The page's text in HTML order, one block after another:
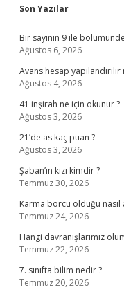
Sidebar
Son Yazılar
Bir sayının 9 ile
Ağustos 6, 2026
Avans hesap yapılandırılır
Ağustos 4, 2026
41 inşirah ne için okunur ?
Ağustos 3, 2026
21’de as kaç puan ?
Ağustos 3, 2026
Şaban’ın kızı kimdir ?
Temmuz 30, 2026
Karma borcu olduğu nasıl
Temmuz 24, 2026
Hangi davranışlarımız
Temmuz 22, 2026
7. sınıfta bilim nedir ?
Temmuz 20, 2026